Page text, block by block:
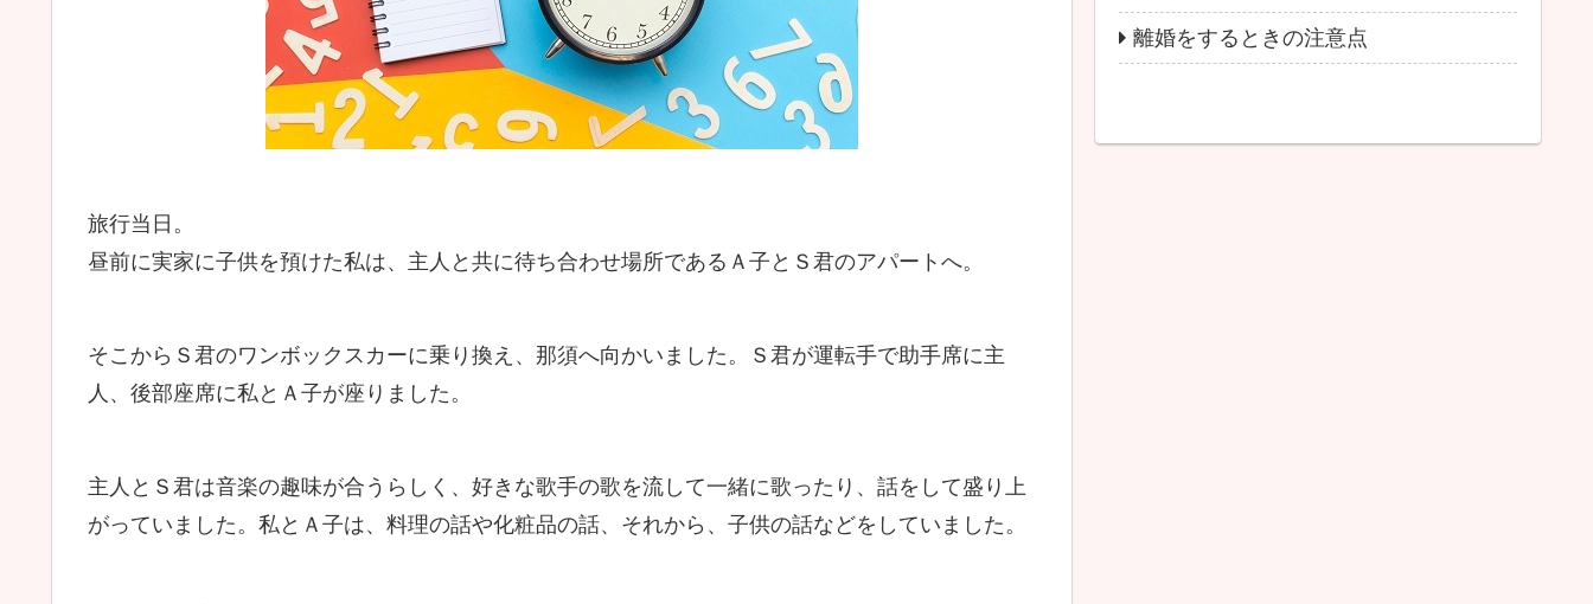
旅行当日。
昼前に実家に子供を預けた私は、主人と共に待ち合わせ場所であるＡ子とＳ君のアパートへ。
そこからＳ君のワンボックスカーに乗り換え、那須へ向かいました。Ｓ君が運転手で助手席に主
人、後部座席に私とＡ子が座りました。
主人とＳ君は音楽の趣味が合うらしく、好きな歌手の歌を流して一緒に歌ったり、話をして盛り上
がっていました。私とＡ子は、料理の話や化粧品の話、それから、子供の話などをしていました。
離婚をするときの注意点